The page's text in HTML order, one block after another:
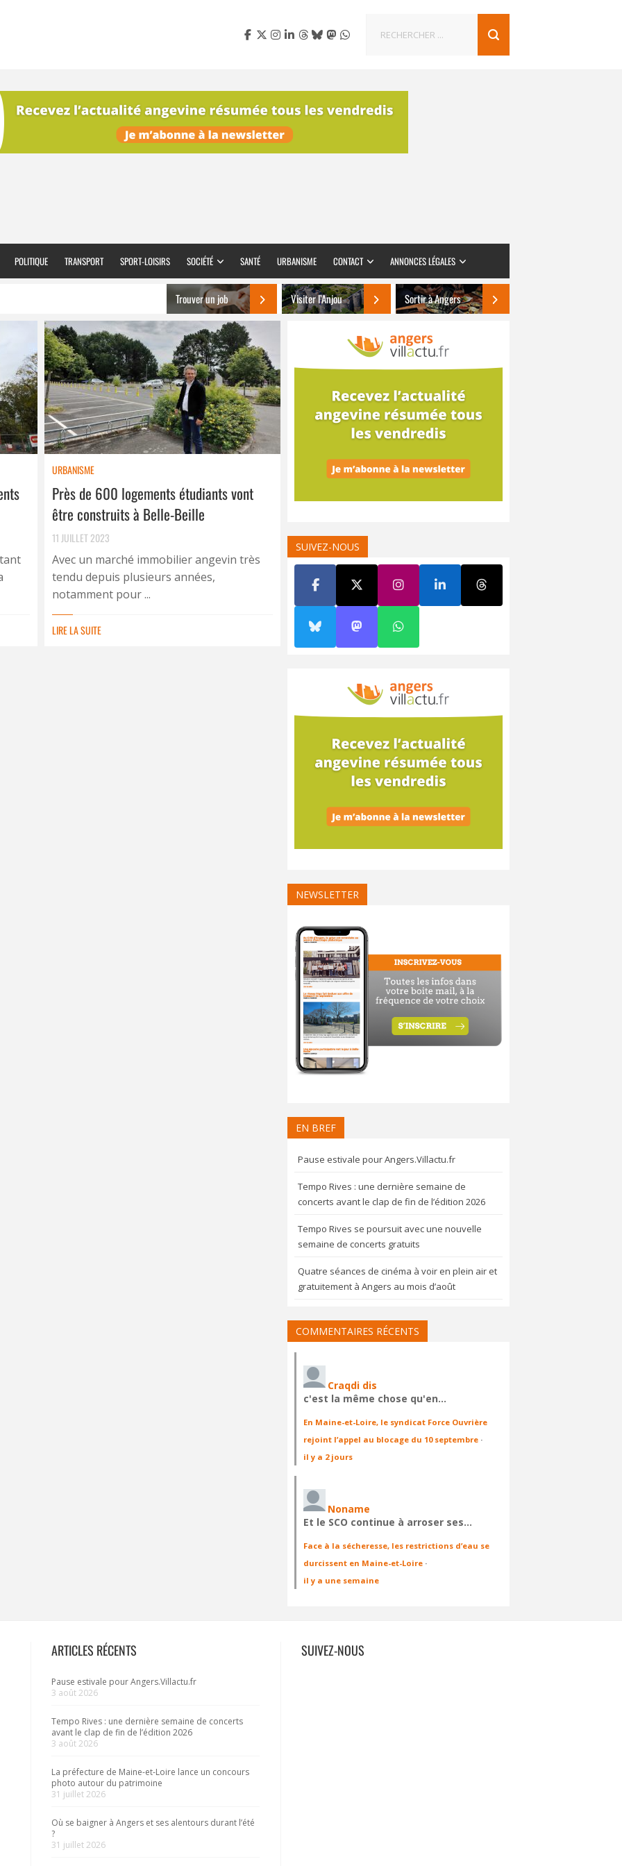
POLITIQUE TRANSPORT SPORT-LOISIRS SOCIÉTÉ SANTÉ URBANISME CONTACT ANNONCES LÉGALES
Trouver un job Visiter l’Anjou Sortir à Angers
URBANISME
Près de 600 logements étudiants vont
être construits à Belle-Beille
11 JUILLET 2023
Avec un marché immobilier angevin très
tendu depuis plusieurs années,
notamment pour ...
LIRE LA SUITE
SUIVEZ-NOUS
NEWSLETTER
EN BREF
Pause estivale pour Angers.Villactu.fr
Tempo Rives : une dernière semaine de
concerts avant le clap de fin de l’édition 2026
Tempo Rives se poursuit avec une nouvelle
semaine de concerts gratuits
Quatre séances de cinéma à voir en plein air et
gratuitement à Angers au mois d’août
COMMENTAIRES RÉCENTS
Craqdi dis
c'est la même chose qu'en…
En Maine-et-Loire, le syndicat Force Ouvrière
rejoint l’appel au blocage du 10 septembre ·
il y a 2 jours
Noname
Et le SCO continue à arroser ses…
Face à la sécheresse, les restrictions d’eau se
durcissent en Maine-et-Loire ·
il y a une semaine
ARTICLES RÉCENTS
Pause estivale pour Angers.Villactu.fr
3 août 2026
Tempo Rives : une dernière semaine de concerts
avant le clap de fin de l’édition 2026
3 août 2026
La préfecture de Maine-et-Loire lance un concours
photo autour du patrimoine
31 juillet 2026
Où se baigner à Angers et ses alentours durant l’été
?
31 juillet 2026
SUIVEZ-NOUS